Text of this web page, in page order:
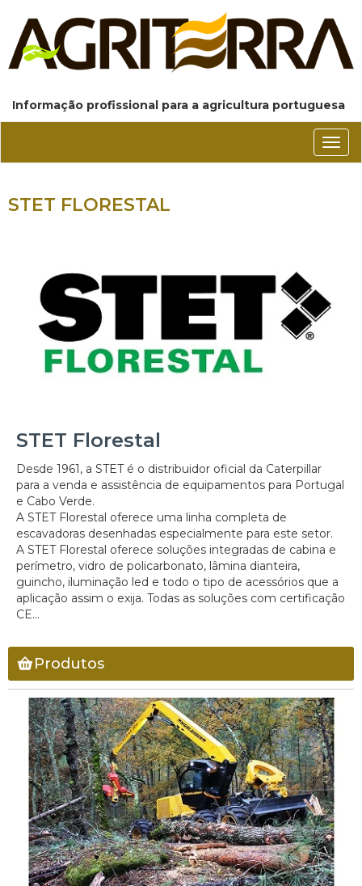
Informação profissional para a agricultura portuguesa
STET FLORESTAL
STET Florestal
Desde 1961, a STET é o distribuidor oficial da Caterpillar
para a venda e assistência de equipamentos para Portugal
e Cabo Verde.
A STET Florestal oferece uma linha completa de
escavadoras desenhadas especialmente para este setor.
A STET Florestal oferece soluções integradas de cabina e
perímetro, vidro de policarbonato, lâmina dianteira,
guincho, iluminação led e todo o tipo de acessórios que a
aplicação assim o exija. Todas as soluções com certificação
CE...
Produtos